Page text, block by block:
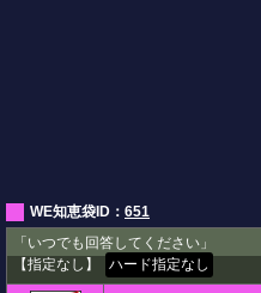
WE知恵袋ID： 651
「いつでも回答してください」
【指定なし】
ハード指定なし